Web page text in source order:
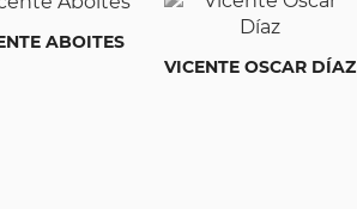
ABOITES
VICENTE OSCAR DÍAZ